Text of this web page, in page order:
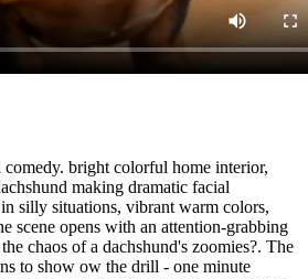
bright colorful home interior,
making dramatic facial
in silly situations, vibrant warm colors,
scene opens with an attention-grabbing
chaos of a dachshund's zoomies?. The
to show ow the drill - one minute